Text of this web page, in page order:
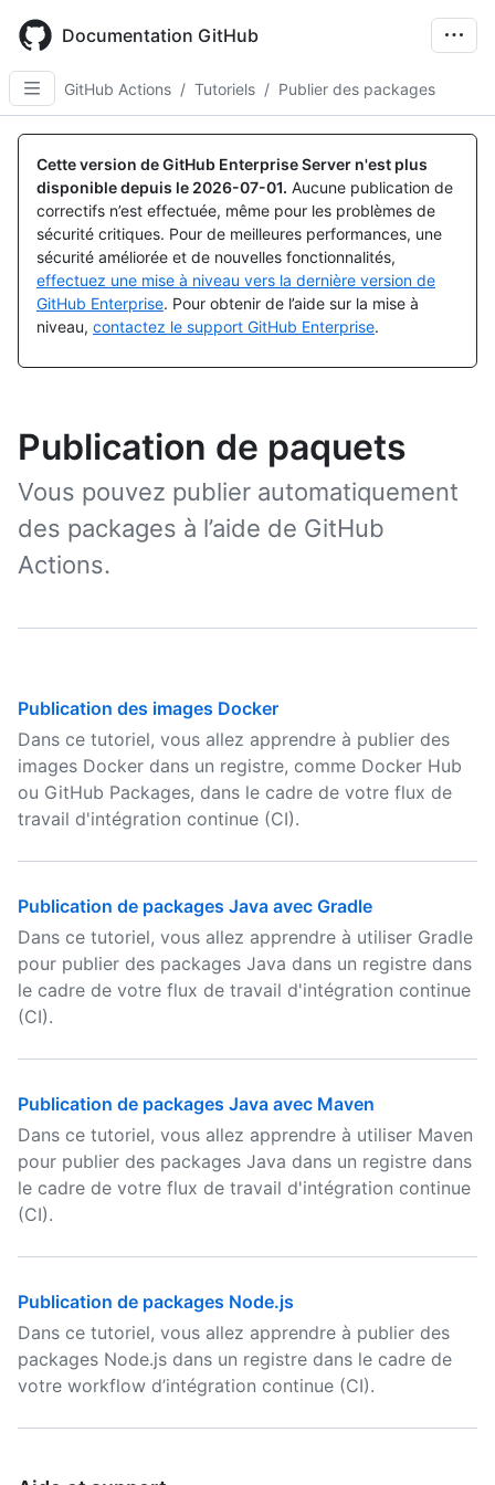
main
content
Documentation GitHub
GitHub Actions / Tutoriels / Publier des packages
Cette version de GitHub Enterprise Server n'est plus
disponible depuis le 2026-07-01. Aucune publication de
correctifs n’est effectuée, même pour les problèmes de
sécurité critiques. Pour de meilleures performances, une
sécurité améliorée et de nouvelles fonctionnalités,
effectuez une mise à niveau vers la dernière version de
GitHub Enterprise. Pour obtenir de l’aide sur la mise à
niveau, contactez le support GitHub Enterprise.
Publication de paquets
Vous pouvez publier automatiquement
des packages à l’aide de GitHub
Actions.
Publication des images Docker
Dans ce tutoriel, vous allez apprendre à publier des
images Docker dans un registre, comme Docker Hub
ou GitHub Packages, dans le cadre de votre flux de
travail d'intégration continue (CI).
Publication de packages Java avec Gradle
Dans ce tutoriel, vous allez apprendre à utiliser Gradle
pour publier des packages Java dans un registre dans
le cadre de votre flux de travail d'intégration continue
(CI).
Publication de packages Java avec Maven
Dans ce tutoriel, vous allez apprendre à utiliser Maven
pour publier des packages Java dans un registre dans
le cadre de votre flux de travail d'intégration continue
(CI).
Publication de packages Node.js
Dans ce tutoriel, vous allez apprendre à publier des
packages Node.js dans un registre dans le cadre de
votre workflow d’intégration continue (CI).